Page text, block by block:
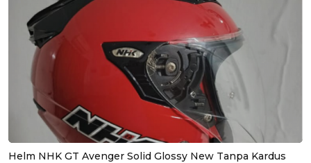
Helm NHK GT Avenger Solid Glossy New Tanpa Kardus